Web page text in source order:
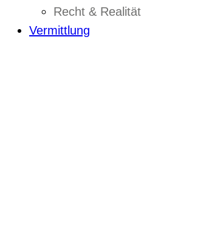
Recht & Realität
Vermittlung